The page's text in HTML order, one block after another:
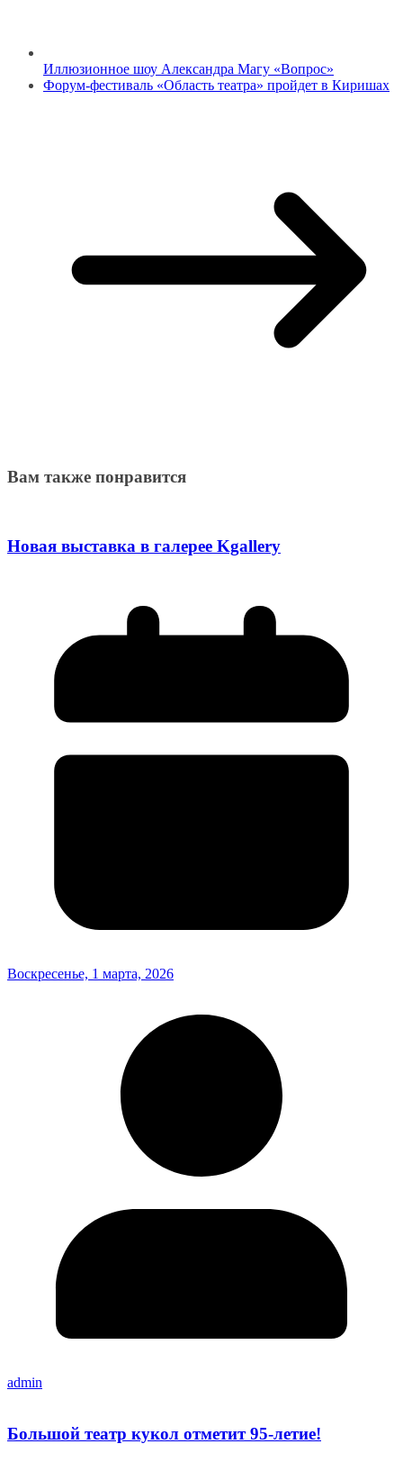
Иллюзионное шоу Александра Магу «Вопрос»
Форум-фестиваль «Область театра» пройдет в Киришах
Вам также понравится
Новая выставка в галерее Kgallery
Воскресенье, 1 марта, 2026
admin
Большой театр кукол отметит 95-летие!